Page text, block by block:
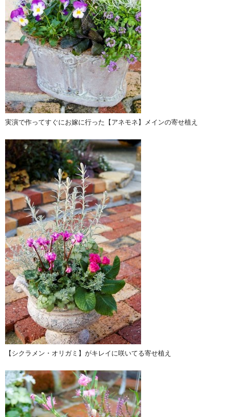
実演で作ってすぐにお嫁に行った【アネモネ】メインの寄せ植え
【シクラメン・オリガミ】がキレイに咲いてる寄せ植え